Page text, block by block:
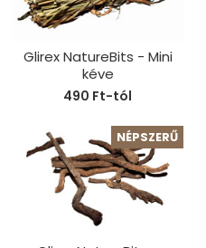
Glirex NatureBits - Mini
kéve
490 Ft-tól
NÉPSZERŰ